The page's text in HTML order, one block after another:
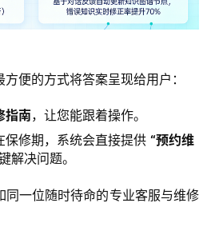
便的方式将答案呈现给用户：
指南，让您能跟着操作。
保修期，系统会直接提供 “预约维
解决问题。
同一位随时待命的专业客服与维修